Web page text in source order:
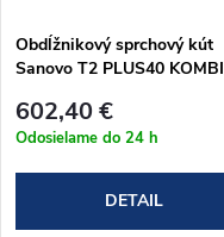
Obdĺžnikový sprchový kút
Sanovo T2 PLUS40 KOMBI
(T2P40K_11590C)
602,40 €
Odosielame do 24 h
DETAIL